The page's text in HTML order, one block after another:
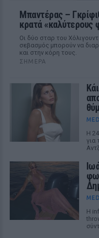
Μπαντέρας –
κρατά «καλύτερους
Οι δύο σταρ του
σεβασμός μπορούν να
και στην κόρη τους.
ΣΉΜΕΡΑ
Η
για
Η